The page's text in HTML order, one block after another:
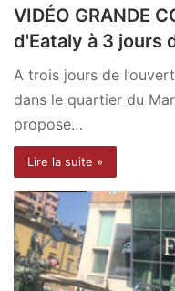
VIDÉO GRANDE
d'Eataly à 3 jours
A trois jours de
dans le quartier du
propose…
Lire la suite »